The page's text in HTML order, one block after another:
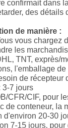
confirmait dans
des détails
de manière :
vous chargez
les
TNT, exprès/
l'emballage
de récepteur
3-7 jours
CFR/CIF, pour
de conteneur, la
d'environ 20-30
7-15 jours,